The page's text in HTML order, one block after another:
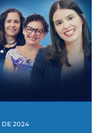
DE 2024